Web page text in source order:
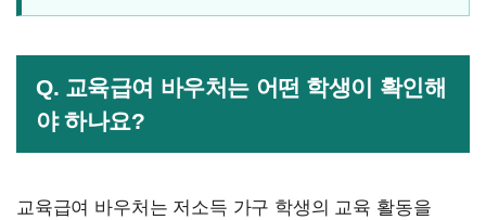
Q. 교육급여 바우처는 어떤 학생이 확인해
야 하나요?
교육급여 바우처는 저소득 가구 학생의 교육 활동을